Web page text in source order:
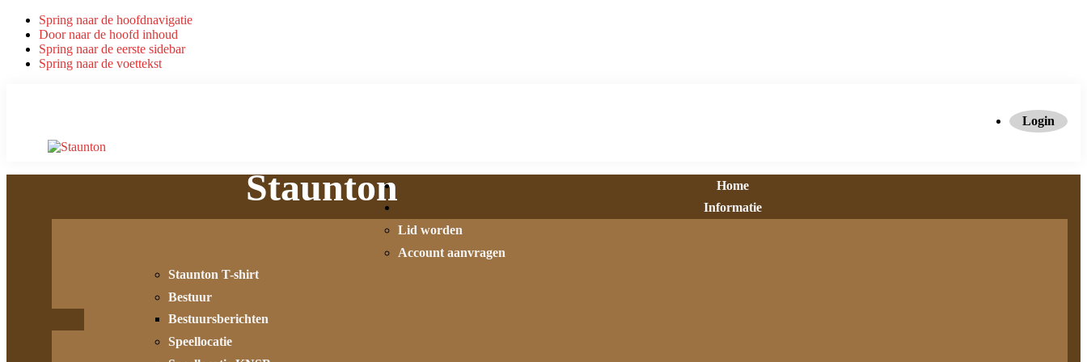
Spring naar de hoofdnavigatie
Door naar de hoofd inhoud
Spring naar de eerste sidebar
Spring naar de voettekst
Login
Staunton
Home
Informatie
Lid worden
Account aanvragen
Staunton T-shirt
Bestuur
Bestuursberichten
Speellocatie